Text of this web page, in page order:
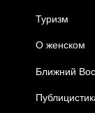
Туризм
О женском
Ближний